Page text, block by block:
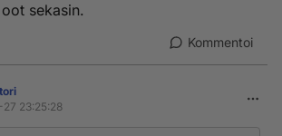
sekasin.
Kommentoi
23:25:28